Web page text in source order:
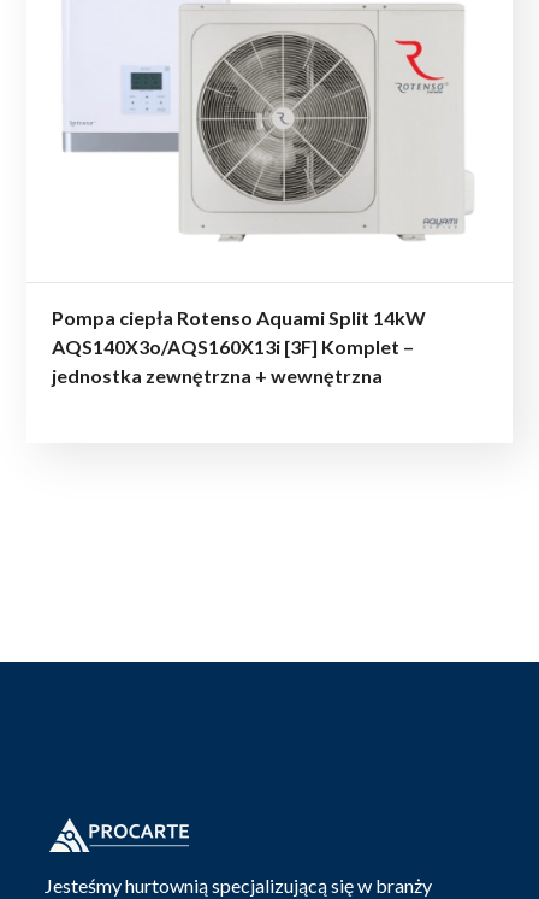
Pompa ciepła Rotenso Aquami Split 14kW
AQS140X3o/AQS160X13i [3F] Komplet –
jednostka zewnętrzna + wewnętrzna
Jesteśmy hurtownią specjalizującą się w branży